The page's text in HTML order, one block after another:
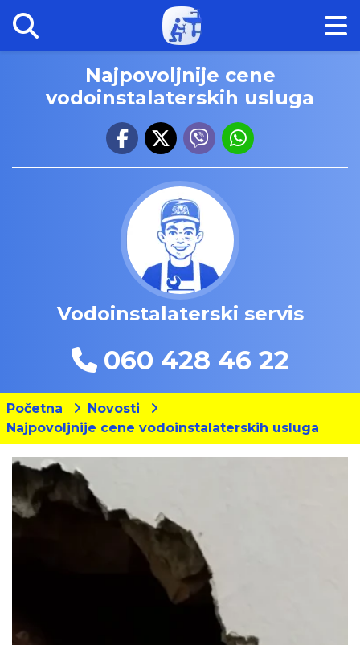
Najpovoljnije cene
vodoinstalaterskih usluga
Vodoinstalaterski servis
060 428 46 22
Početna
Novosti
Najpovoljnije cene vodoinstalaterskih usluga